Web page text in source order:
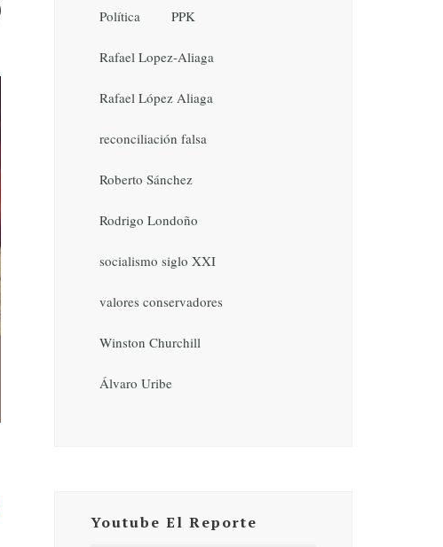
Política PPK
Rafael Lopez-Aliaga
Rafael López Aliaga
reconciliación falsa
Roberto Sánchez
Rodrigo Londoño
socialismo siglo XXI
valores conservadores
Winston Churchill
Álvaro Uribe
Youtube El Reporte